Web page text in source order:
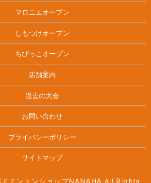
マロニエオープン
しもつけオープン
ちびっこオープン
店舗案内
過去の大会
お問い合わせ
プライバシーポリシー
サイトマップ
ミントンショップNANAHA All Rights